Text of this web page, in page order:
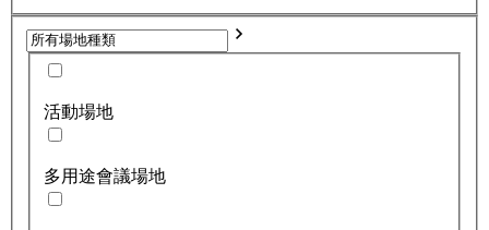
活動場地
多用途會議場地